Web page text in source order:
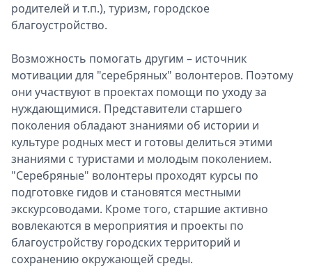
родителей и т.п.), туризм, городское
благоустройство.
Возможность помогать другим – источник
мотивации для "серебряных" волонтеров. Поэтому
они участвуют в проектах помощи по уходу за
нуждающимися. Представители старшего
поколения обладают знаниями об истории и
культуре родных мест и готовы делиться этими
знаниями с туристами и молодым поколением.
"Серебряные" волонтеры проходят курсы по
подготовке гидов и становятся местными
экскурсоводами. Кроме того, старшие активно
вовлекаются в мероприятия и проекты по
благоустройству городских территорий и
сохранению окружающей среды.